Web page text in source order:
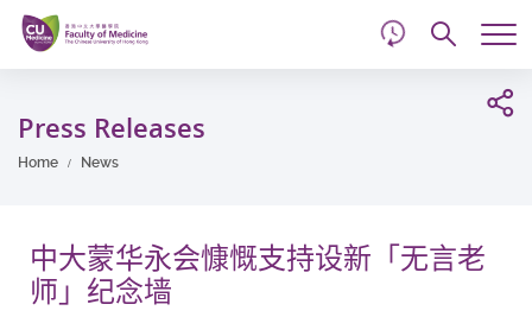
Skip
main
content
Press Releases
Home News
中大蒙华永会慷慨支持设新「无言老
师」纪念墙